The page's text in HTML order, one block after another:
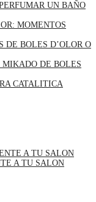
UN BAÑO
MOMENTOS
DE BOLES D’OLOR O
MIKADO DE BOLES
CATALITICA
A TU SALON
A TU SALON